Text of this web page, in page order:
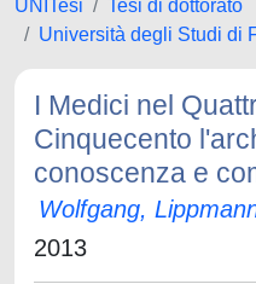
UNITesi
Tesi di dottorato
Università degli Studi di
I Medici nel
Cinquecento
conoscenza e
Wolfgang,
2013